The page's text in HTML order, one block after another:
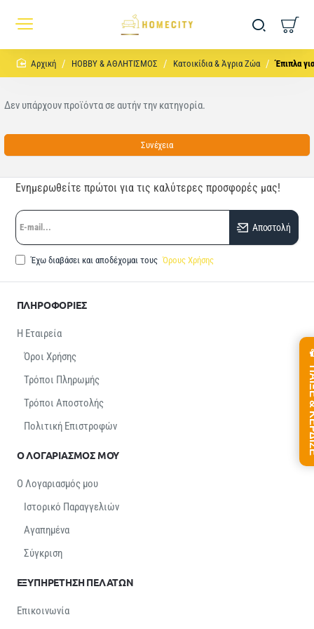
homeHOBBY & ΑΘΛΗΤΙΣΜΟΣ Κατοικίδια & Άγρια Ζώα Έπιπλα
Δεν υπάρχουν προϊόντα σε αυτήν την κατηγορία.
Συνέχεια
Ενημερωθείτε πρώτοι για τις καλύτερες προσφορές μας!
E-
mail...
Αποστολή
Έχω διαβάσει και αποδέχομαι τους Όρους Χρήσης
ΠΛΗΡΟΦΟΡΙΕΣ
Η Εταιρεία
Όροι Χρήσης
Τρόποι Πληρωμής
Τρόποι Αποστολής
Πολιτική Επιστροφών
Ο ΛΟΓΑΡΙΑΣΜΟΣ ΜΟΥ
Ο Λογαριασμός μου
Ιστορικό Παραγγελιών
Αγαπημένα
Σύγκριση
ΕΞΥΠΗΡΕΤΗΣΗ ΠΕΛΑΤΩΝ
Επικοινωνία